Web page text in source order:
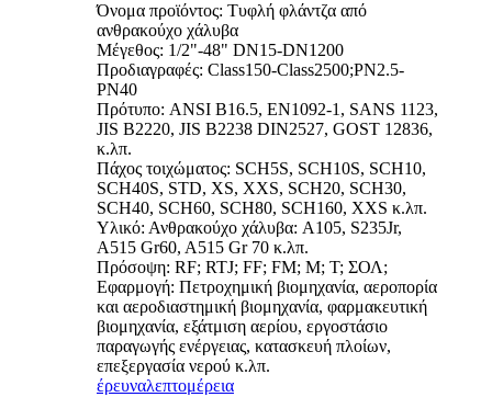
Όνομα προϊόντος: Τυφλή φλάντζα από
ανθρακούχο χάλυβα
Μέγεθος: 1/2"-48" DN15-DN1200
Προδιαγραφές: Class150-Class2500;PN2.5-
PN40
Πρότυπο: ANSI B16.5, EN1092-1, SANS 1123,
JIS B2220, JIS B2238 DIN2527, GOST 12836,
κ.λπ.
Πάχος τοιχώματος: SCH5S, SCH10S, SCH10,
SCH40S, STD, XS, XXS, SCH20, SCH30,
SCH40, SCH60, SCH80, SCH160, XXS κ.λπ.
Υλικό: Ανθρακούχο χάλυβα: A105, S235Jr,
A515 Gr60, A515 Gr 70 κ.λπ.
Πρόσοψη: RF; RTJ; FF; FM; M; Τ; ΣΟΛ;
Εφαρμογή: Πετροχημική βιομηχανία, αεροπορία
και αεροδιαστημική βιομηχανία, φαρμακευτική
βιομηχανία, εξάτμιση αερίου, εργοστάσιο
παραγωγής ενέργειας, κατασκευή πλοίων,
επεξεργασία νερού κ.λπ.
έρευναλεπτομέρεια